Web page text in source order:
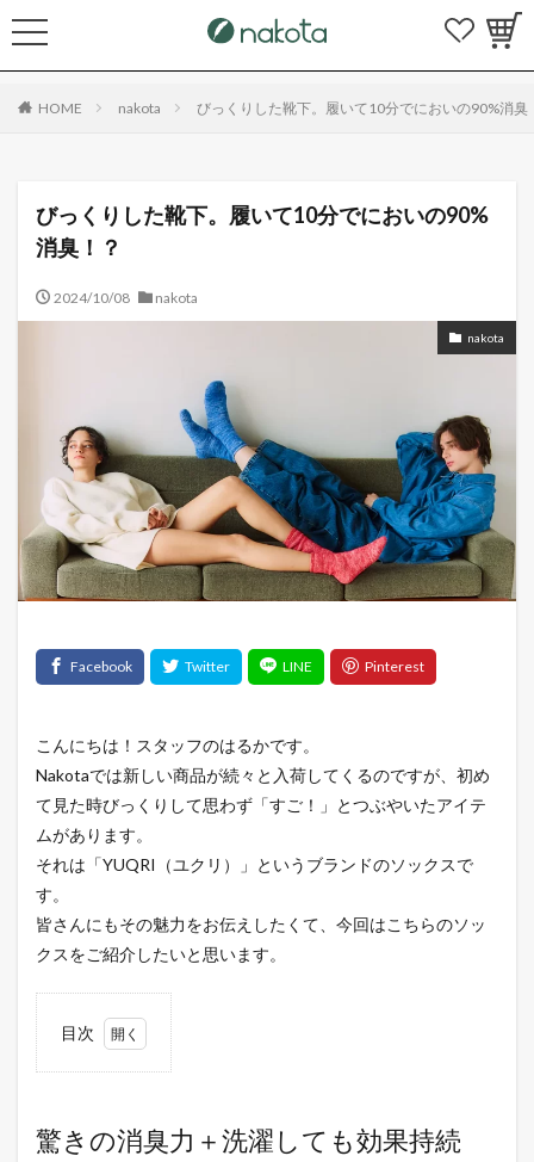
HOME nakota びっくりした靴下。履いて10分でにおいの90%消臭
びっくりした靴下。履いて10分でにおいの90%
消臭！？
2024/10/08 nakota
nakota
こんにちは！スタッフのはるかです。
Nakotaでは新しい商品が続々と入荷してくるのですが、初め
て見た時びっくりして思わず「すご！」とつぶやいたアイテ
ムがあります。
それは「YUQRI（ユクリ）」というブランドのソックスで
す。
皆さんにもその魅力をお伝えしたくて、今回はこちらのソッ
クスをご紹介したいと思います。
目次
臭力
＋洗
驚きの消臭力＋洗濯しても効果持続